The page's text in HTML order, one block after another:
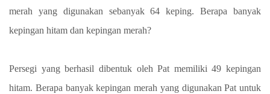
merah yang digunakan sebanyak 64 keping. Berapa banyak
kepingan hitam dan kepingan merah?
Persegi yang berhasil dibentuk oleh Pat memiliki 49 kepingan
hitam. Berapa banyak kepingan merah yang digunakan Pat untuk